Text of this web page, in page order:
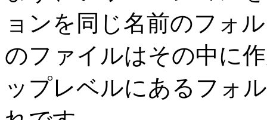
ョンを同じ名前のフォ
のファイルはその中に
ップレベルにあるフォ